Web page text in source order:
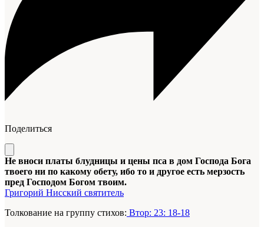
Поделиться
Не вноси платы блудницы и цены пса в дом Господа Бога
твоего ни по какому обету, ибо то и другое есть мерзость
пред Господом Богом твоим.
Григорий Нисский святитель
Толкование на группу стихов: Втор: 23: 18-18